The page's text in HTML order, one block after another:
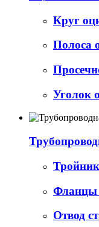
Круг
Полоса
Уголок
Фланцы
Отвод